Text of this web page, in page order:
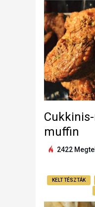
muffin
2422
KELT TÉSZTÁK